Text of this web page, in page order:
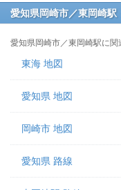
愛知県岡崎市／東岡崎駅
愛知県岡崎市／東岡崎駅に関
東海 地図
愛知県 地図
岡崎市 地図
愛知県 路線